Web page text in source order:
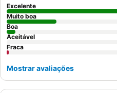
bar da piscina
razoáveis, com atenção
glúten
recomendam solicitar um quarto
Excelente
Muito boa
Boa
Aceitável
Fraca
Mostrar avaliações